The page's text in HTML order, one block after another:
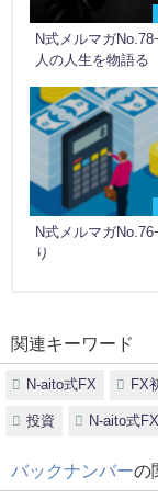
N式メルマガ
人の人生を物語る
N式メルマガ
り
関連キーワード
N-aito式FX FX
投資 N-aito式
バックナンバーの